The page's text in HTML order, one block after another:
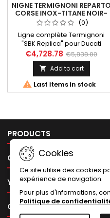
NIGNE TERMIGNONI REPARTO
CORSE INOX-TITANE NOIR-
CARBONE POUR DUCATI
PANIGALE 955 V2 (2020-
2024) ET STREET FIGHTER V2
(2022-2024)
(0)
Ligne complète Termignoni
"SBK Replica" pour Ducati
Panigale V2 (2020-2024) et
Streetfighter V2 (2022-2024).
Conception en inox et titane
noir, avec silencieux position
haute et embouts carbone.
silencieux démontables (DB-
killers), kit Upmap (T800+ et
câble pour...
€4,728.78 €5,838.00
 Add to cart
 Last items in stock
PRODUCTS
OUR COMPANY
YOUR ACCOUNT
CONTACT
Cookies
Ce site utilise des cookies
expérience de navigation.
Pour plus d'informations,
Politique de